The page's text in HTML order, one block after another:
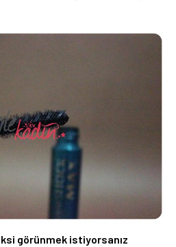
görünmek istiyorsanız